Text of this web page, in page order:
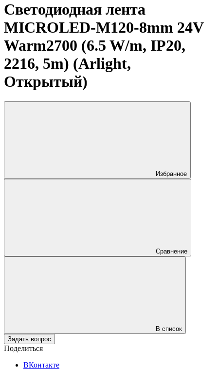
Светодиодная лента
MICROLED-M120-8mm 24V
Warm2700 (6.5 W/m, IP20,
2216, 5m) (Arlight,
Открытый)
Избранное
Сравнение
В список
Задать вопрос
Поделиться
ВКонтакте